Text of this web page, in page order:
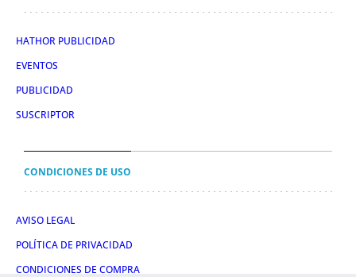
HATHOR PUBLICIDAD
EVENTOS
PUBLICIDAD
SUSCRIPTOR
CONDICIONES DE USO
AVISO LEGAL
POLÍTICA DE PRIVACIDAD
CONDICIONES DE COMPRA